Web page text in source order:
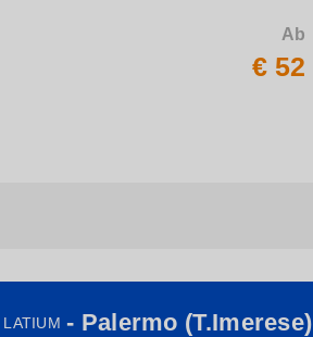
Ab
€ 52
LATIUM - Palermo (T.Imerese)